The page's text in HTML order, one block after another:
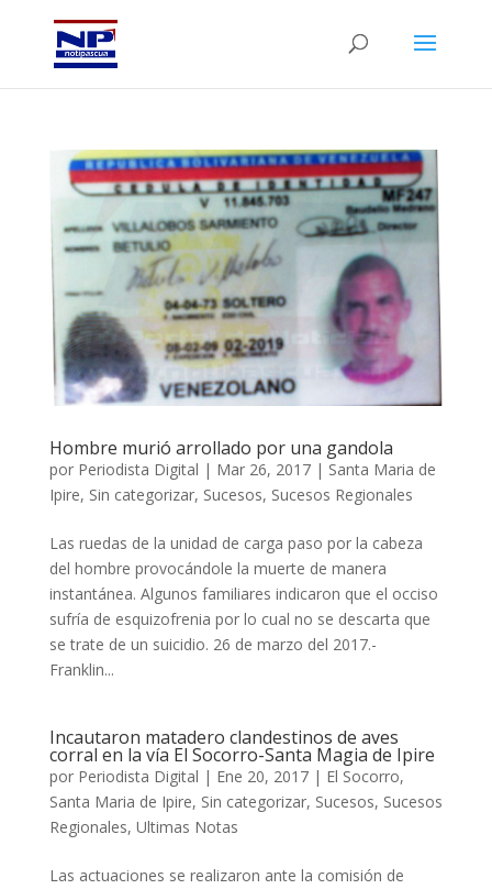
Hombre murió arrollado por una gandola
por Periodista Digital | Mar 26, 2017| Santa Maria de
Ipire, Sin categorizar, Sucesos, Sucesos Regionales
Las ruedas de la unidad de carga paso por la cabeza
del hombre provocándole la muerte de manera
instantánea. Algunos familiares indicaron que el occiso
sufría de esquizofrenia por lo cual no se descarta que
se trate de un suicidio. 26 de marzo del 2017.-
Franklin...
Incautaron matadero clandestinos de aves
corral en la vía El Socorro-Santa Magia de Ipire
por Periodista Digital | Ene 20, 2017| El Socorro,
Santa Maria de Ipire, Sin categorizar, Sucesos, Sucesos
Regionales, Ultimas Notas
Las actuaciones se realizaron ante la comisión de